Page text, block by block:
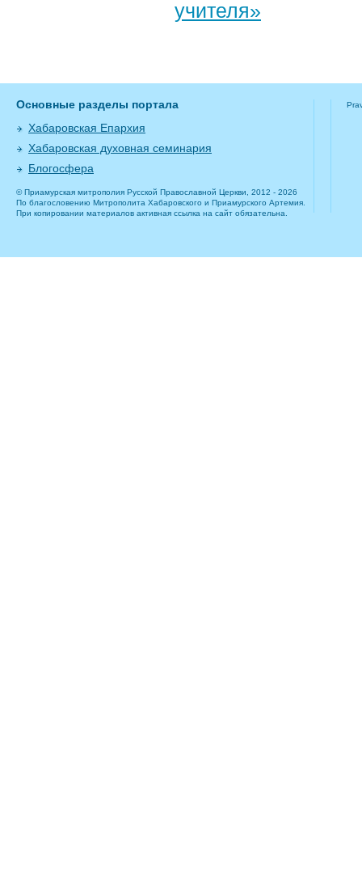
учителя»
Основные разделы портала
Хабаровская Епархия
Хабаровская духовная семинария
Блогосфера
© Приамурская митрополия Русской Православной Церкви, 2012 - 2026
По благословению Митрополита Хабаровского и Приамурского Артемия.
При копировании материалов активная ссылка на сайт обязательна.